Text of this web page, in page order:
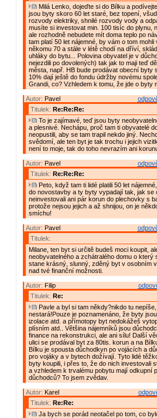
Milá Lenko, dojeďte si do Bílku a
jsou byty skoro 60 let staré, bez topení,
rozvody elektriky, shnilé rozvody vody a
musíte si investovat min. 100 tisíc do plynu,
ale rozhodně nebudete mít doma teplo po
tam platí 50 let nájemné, by vám o tom
někomu 70 a stále v létě chodí na dříví,
uhláky do bytu... Polovina obyvatel je v
nejezdili po dovolených) tak jak to maji teď
města, např. HB bude prodávat obecní byty
10% dají ještě do fondu údržby novému
Grandi, co? Vzhledem k tomu, že jde o byty
Autor: Pavel
Titulek: Re:Re:Re:
To je zajímavé, teď jsou byty
a plesnivé. Nechápu, proč tam ti obyvatelé
neopustili, aby se tam trapil nekdo jiný.
svědomí, ale ten byt je tak trochu i jejich
není to moje, tak do toho nevrazím ani
Autor: Pavel
Titulek: Re:Re:Re:
Peto, když tam ti lidé platili 50 let
do novostavby a ty byty vypadají tak, jak se
neinvestovali ani pár korun do plechovky s
protože nejsou jejich a až shnijou, on je
smíchu!
Autor: Pavel
Titulek:
Milane, ten byt si určitě budeš moci koupit,
neobyvatelného a zchátralého domu o který
stane krásný, slunný, zděný byt v osobním
nad tvé finanční možnosti.
Autor: Filip
Titulek: Re:
Pavle a byl si tam někdy?nikdo tu
nestará!Pouze je poznamenáno, že byty
izolace atd. a přímotopy byt nedokážeš
plísním atd.. Většina nájemníků jsou
finance na rekonstrukci, ale ani sílu! Další
ulici se prodával byt za 80tis. korun a na
Bílku je spousta důchodkyn po vojácích a
pro vojáky a v bytech dožívají. Tyto lidé
byty koupili, i přes to, že do nich investovali
a vzhledem k trvalému pobytu mají odkupní
důchodců? To jsem zvědav.
Autor: Karel
Titulek: Re:Re:
Ja bych se porád neotačel po tom, co